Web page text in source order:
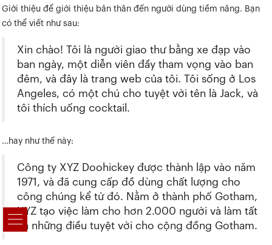
Giới thiệu để giới thiệu bản thân đến người dùng tiềm năng. Bạn
có thể viết như sau:
Xin chào! Tôi là người giao thư bằng xe đạp vào
ban ngày, một diễn viên đầy tham vọng vào ban
đêm, và đây là trang web của tôi. Tôi sống ở Los
Angeles, có một chú cho tuyệt vời tên là Jack, và
tôi thích uống cocktail.
…hay như thế này:
Công ty XYZ Doohickey được thành lập vào năm
1971, và đã cung cấp đồ dùng chất lượng cho
công chúng kể từ đó. Nằm ở thành phố Gotham,
XYZ tạo việc làm cho hơn 2.000 người và làm tất
cả những điều tuyệt vời cho cộng đồng Gotham.